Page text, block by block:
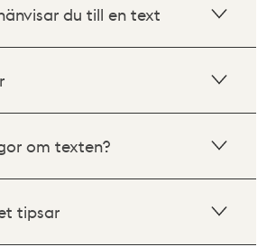
du till en text
om texten?
tipsar